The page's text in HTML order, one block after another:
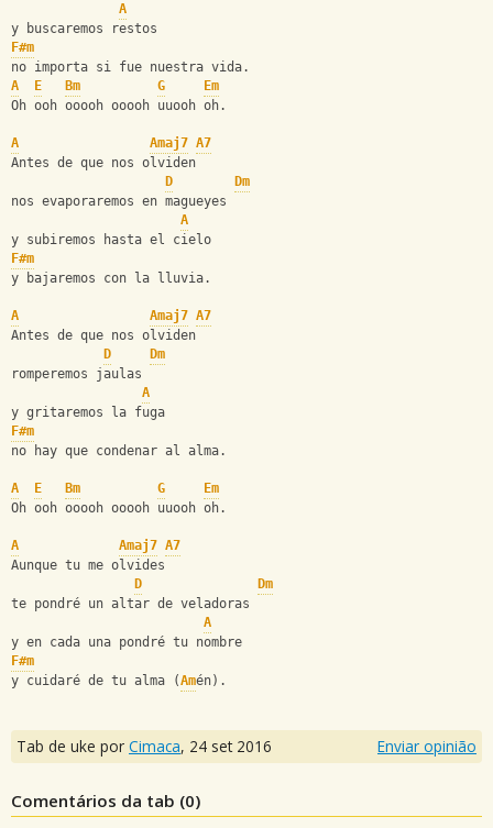
A
y buscaremos restos
F#m
no importa si fue nuestra vida.
A
E Bm G
Em
Oh ooh ooooh ooooh uuooh oh.
A Amaj7 A7
Antes de que nos olviden
D
Dm
nos evaporaremos en magueyes
A
y subiremos hasta el cielo
F#m
y bajaremos con la lluvia.
A Amaj7 A7
Antes de que nos olviden
D
Dm
romperemos jaulas
A
y gritaremos la fuga
F#m
no hay que condenar al alma.
A E Bm G
Em
Oh ooh ooooh ooooh uuooh oh.
A Amaj7 A7
Aunque tu me olvides
D
Dm
te pondré un altar de veladoras
A
y en cada una pondré tu nombre
F#m
y cuidaré de tu alma (Amén).
Tab de uke por Cimaca, 24 set 2016 Enviar opinião
Comentários da tab (0)